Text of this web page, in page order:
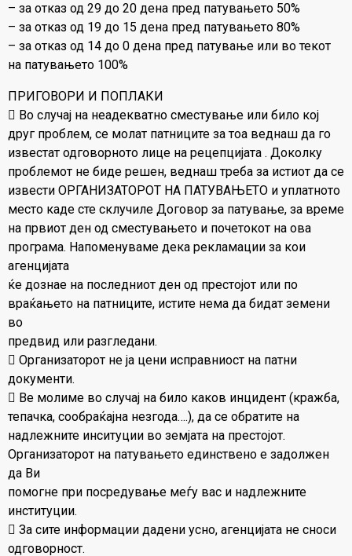
– за отказ од 29 до 20 дена пред патувањето 50%
– за отказ од 19 до 15 дена пред патувањето 80%
– за отказ од 14 до 0 дена пред патување или во текот
на патувањето 100%
ПРИГОВОРИ И ПОПЛАКИ
 Во случај на неадекватно сместување или било кој
друг проблем, се молат патниците за тоа веднаш да го
известат одговорното лице на рецепцијата . Доколку
проблемот не биде решен, веднаш треба за истиот да се
извести ОРГАНИЗАТОРОТ НА ПАТУВАЊЕТО и уплатното
место каде сте склучиле Договор за патување, за време
на првиот ден од сместувањето и почетокот на овa
програмa. Напоменуваме дека рекламации за кои
агенцијата
ќе дознае на последниот ден од престојот или по
враќањето на патниците, истите нема да бидат земени
во
предвид или разгледани.
 Организаторот не ја цени исправниост на патни
документи.
 Ве молиме во случај на било каков инцидент (кражба,
тепачка, сообраќајна незгода….), да се обратите на
надлежните инситуции во земјата на престојот.
Организаторот на патувањето единствено е задолжен
да Ви
помогне при посредување меѓу вас и надлежните
институции.
 За сите информации дадени усно, агенцијата не сноси
одговорност.